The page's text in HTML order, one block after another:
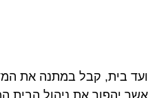
בית, קבל במתנה את
יהפוך את ניהול הבית